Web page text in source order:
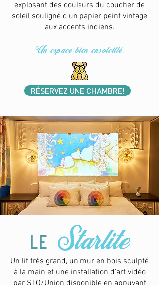
explosant des couleurs du coucher de
soleil souligné d'un papier peint vintage
aux accents indiens.
Un espace bien ensoleillé.
RÉSERVEZ UNE CHAMBRE!
le Starlite
Un lit très grand, un mur en bois sculpté
à la main et une installation d'art vidéo
par STO/Union disponible en appuyant